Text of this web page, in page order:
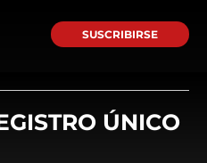
SUSCRIBIRSE
ÚNICO